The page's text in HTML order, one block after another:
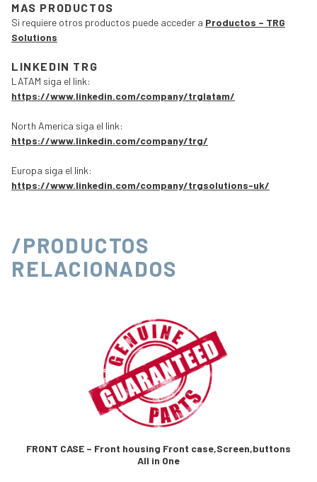
MAS PRODUCTOS
Si requiere otros productos puede acceder a Productos – TRG
Solutions
LINKEDIN TRG
LATAM siga el link:
https://www.linkedin.com/company/trglatam/
North America siga el link:
https://www.linkedin.com/company/trg/
Europa siga el link:
https://www.linkedin.com/company/trgsolutions-uk/
/PRODUCTOS
RELACIONADOS
FRONT CASE – Front housing Front case,Screen,buttons
All in One